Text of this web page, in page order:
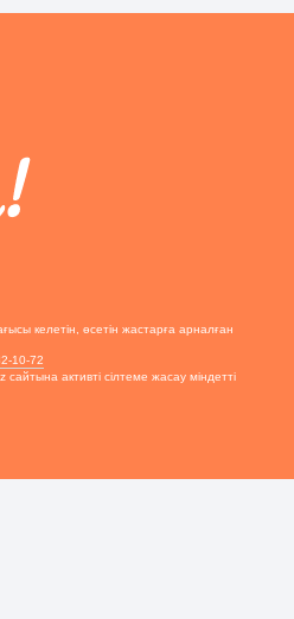
келетін, өсетін жастарға арналған
10-72
активті сілтеме жасау міндетті